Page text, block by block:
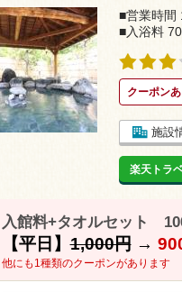
■営業時間
■入浴料
クーポンあ
施設
楽天トラ
入館料+タオルセット
【平日】1,000円→
他にも1種類のクーポンがあります